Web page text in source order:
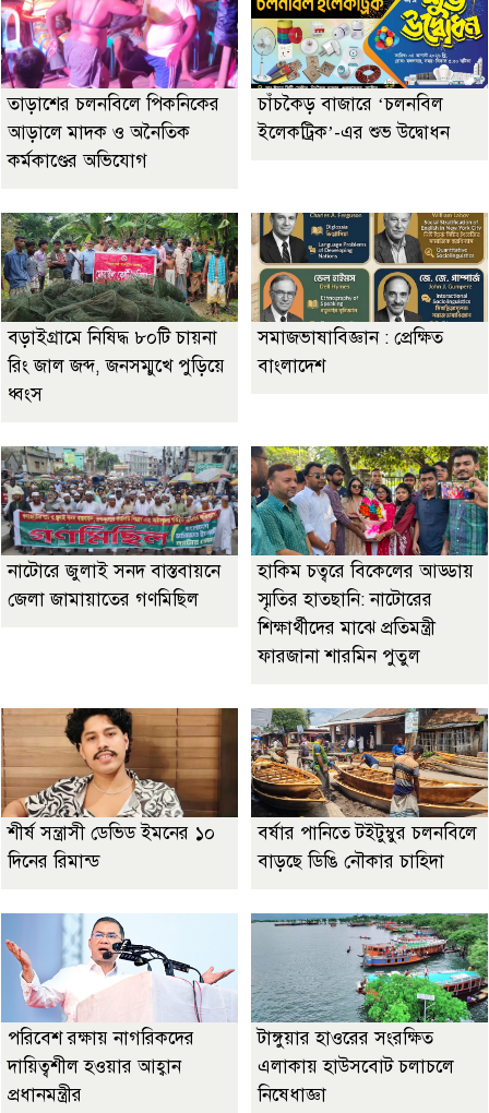
তাড়াশের চলনবিলে পিকনিকের
আড়ালে মাদক ও অনৈতিক
কর্মকাণ্ডের অভিযোগ
চাঁচকৈড় বাজারে ‘চলনবিল
ইলেকট্রিক’-এর শুভ উদ্বোধন
বড়াইগ্রামে নিষিদ্ধ ৮০টি চায়না
রিং জাল জব্দ, জনসম্মুখে পুড়িয়ে
ধ্বংস
সমাজভাষাবিজ্ঞান : প্রেক্ষিত
বাংলাদেশ
নাটোরে জুলাই সনদ বাস্তবায়নে
জেলা জামায়াতের গণমিছিল
হাকিম চত্বরে বিকেলের আড্ডায়
স্মৃতির হাতছানি: নাটোরের
শিক্ষার্থীদের মাঝে প্রতিমন্ত্রী
ফারজানা শারমিন পুতুল
শীর্ষ সন্ত্রাসী ডেভিড ইমনের ১০
দিনের রিমান্ড
বর্ষার পানিতে টইটুম্বুর চলনবিলে
বাড়ছে ডিঙি নৌকার চাহিদা
পরিবেশ রক্ষায় নাগরিকদের
দায়িত্বশীল হওয়ার আহ্বান
প্রধানমন্ত্রীর
টাঙ্গুয়ার হাওরের সংরক্ষিত
এলাকায় হাউসবোট চলাচলে
নিষেধাজ্ঞা